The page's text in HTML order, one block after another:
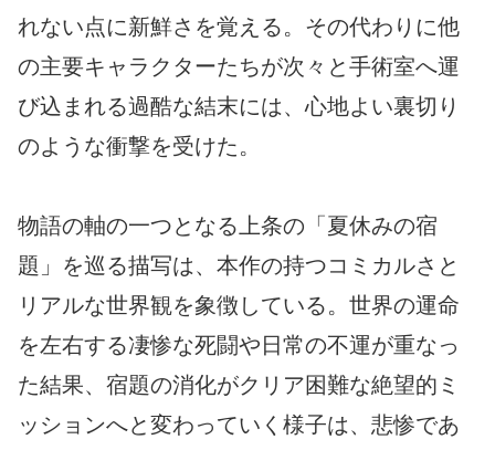
れない点に新鮮さを覚える。その代わりに他
の主要キャラクターたちが次々と手術室へ運
び込まれる過酷な結末には、心地よい裏切り
のような衝撃を受けた。
物語の軸の一つとなる上条の「夏休みの宿
題」を巡る描写は、本作の持つコミカルさと
リアルな世界観を象徴している。世界の運命
を左右する凄惨な死闘や日常の不運が重なっ
た結果、宿題の消化がクリア困難な絶望的ミ
ッションへと変わっていく様子は、悲惨であ